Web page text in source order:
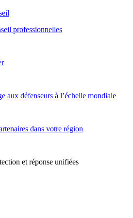
professionnelles
aux défenseurs à l’échelle mondiale
dans votre région
et réponse unifiées